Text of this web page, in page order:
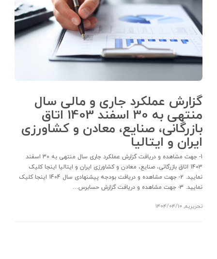
گزارش عملکرد جاری و مالی سال
منتهی به 30 اسفند 1403 اتاق
بازرگانی، صنایع، معادن و کشاورزی
ایران و ایتالیا
1- جهت مشاهده و دریافت گزارش عملکرد جاری سال منتهی به 30 اسفند
1403 اتاق بازرگانی، صنایع، معادن و کشاورزی ایران و ایتالیا اینجا کلیک
نمایید. 2- جهت مشاهده و دریافت بودجه پیشنهادی سال 1404 اینجا کلیک
نمایید. 3- جهت مشاهده و دریافت گزارش حسابرس…
تحریریه, ۱۴۰۴/۰۴/۱۰